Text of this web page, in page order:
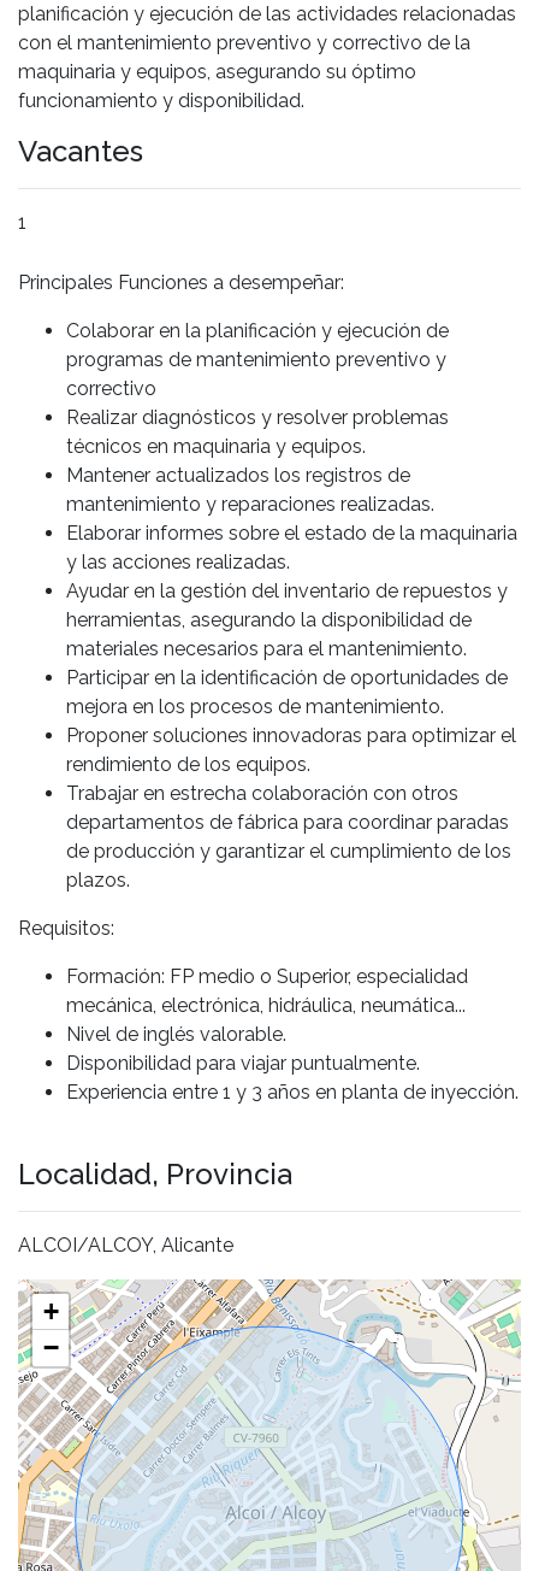
planificación y ejecución de las actividades relacionadas
con el mantenimiento preventivo y correctivo de la
maquinaria y equipos, asegurando su óptimo
funcionamiento y disponibilidad.
Vacantes
1
Principales Funciones a desempeñar:
Colaborar en la planificación y ejecución de
programas de mantenimiento preventivo y
correctivo
Realizar diagnósticos y resolver problemas
técnicos en maquinaria y equipos.
Mantener actualizados los registros de
mantenimiento y reparaciones realizadas.
Elaborar informes sobre el estado de la maquinaria
y las acciones realizadas.
Ayudar en la gestión del inventario de repuestos y
herramientas, asegurando la disponibilidad de
materiales necesarios para el mantenimiento.
Participar en la identificación de oportunidades de
mejora en los procesos de mantenimiento.
Proponer soluciones innovadoras para optimizar el
rendimiento de los equipos.
Trabajar en estrecha colaboración con otros
departamentos de fábrica para coordinar paradas
de producción y garantizar el cumplimiento de los
plazos.
Requisitos:
Formación: FP medio o Superior, especialidad
mecánica, electrónica, hidráulica, neumática...
Nivel de inglés valorable.
Disponibilidad para viajar puntualmente.
Experiencia entre 1 y 3 años en planta de inyección.
Localidad, Provincia
ALCOI/ALCOY, Alicante
+
−